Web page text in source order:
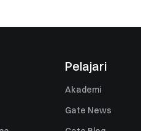
Pelajari
Akademi
Gate News